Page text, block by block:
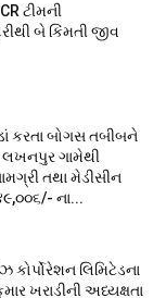
ટીમની
બે કિંમતી જીવ
કરતા બોગસ તબીબને
લખનપુર ગામેથી
તથા મેડીસીન
ના...
લિમિટેડના
ખરાડીની અધ્યક્ષતા